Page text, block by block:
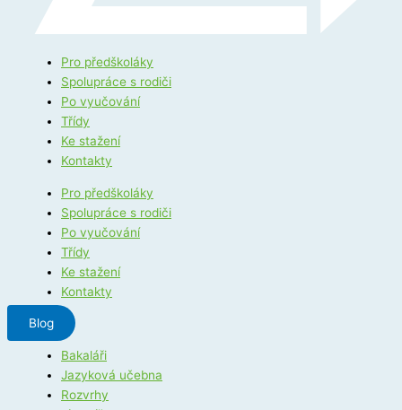
Pro předškoláky
Spolupráce s rodiči
Po vyučování
Třídy
Ke stažení
Kontakty
Pro předškoláky
Spolupráce s rodiči
Po vyučování
Třídy
Ke stažení
Kontakty
Blog
Bakaláři
Jazyková učebna
Rozvrhy